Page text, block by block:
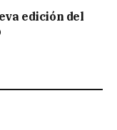
edición del